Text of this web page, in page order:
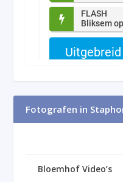
Fotografen in
Bloemhof Video’s